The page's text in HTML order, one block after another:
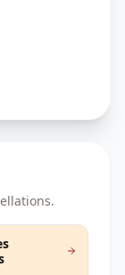
s.